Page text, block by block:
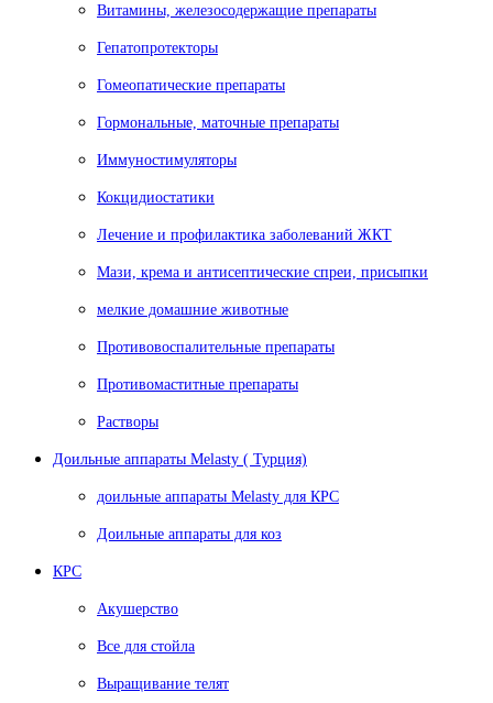
Витамины, железосодержащие препараты
Гепатопротекторы
Гомеопатические препараты
Гормональные, маточные препараты
Иммуностимуляторы
Кокцидиостатики
Лечение и профилактика заболеваний ЖКТ
Мази, крема и антисептические спреи, присыпки
мелкие домашние животные
Противовоспалительные препараты
Противомаститные препараты
Растворы
Доильные аппараты Melasty ( Турция)
доильные аппараты Melasty для КРС
Доильные аппараты для коз
КРС
Акушерство
Все для стойла
Выращивание телят